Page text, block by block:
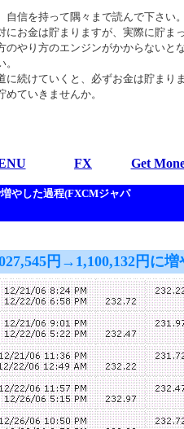
信を持って隅々まで読んで下さ
お金は貯まりますが、実際に貯ま
のやり方のエンジンがかからないと
続けていくと、必ずお金は貯まり
ていきませんか。
FX Get
やした過程(FXCMジャパ
円→1,100,132円に